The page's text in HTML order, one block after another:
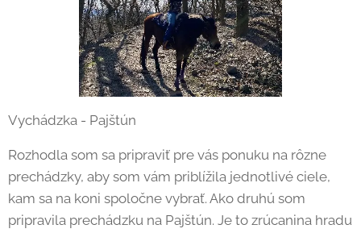
Vychádzka - Pajštún
Rozhodla som sa pripraviť pre vás ponuku na rôzne
prechádzky, aby som vám priblížila jednotlivé ciele,
kam sa na koni spoločne vybrať. Ako druhú som
pripravila prechádzku na Pajštún. Je to zrúcanina hradu